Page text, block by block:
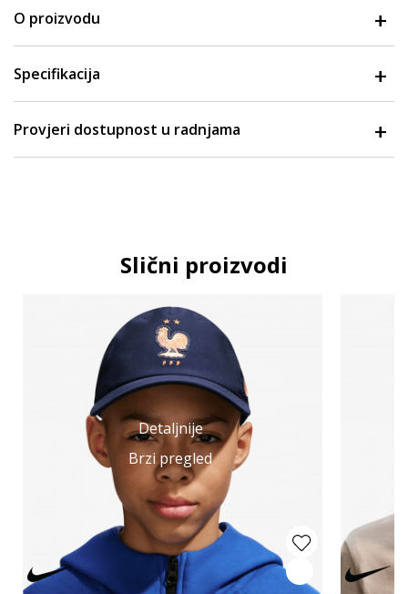
O proizvodu
Specifikacija
Provjeri dostupnost u radnjama
Slični proizvodi
Detaljnije
Brzi pregled